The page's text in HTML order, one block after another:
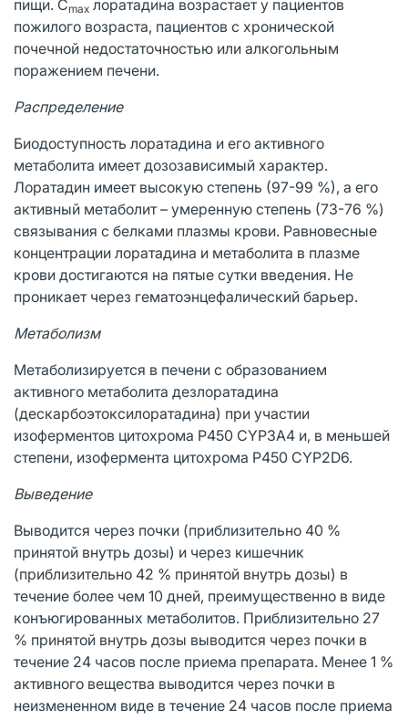
пищи. Cmax лоратадина возрастает у пациентов
пожилого возраста, пациентов с хронической
почечной недостаточностью или алкогольным
поражением печени.
Распределение
Биодоступность лоратадина и его активного
метаболита имеет дозозависимый характер.
Лоратадин имеет высокую степень (97-99 %), а его
активный метаболит – умеренную степень (73-76 %)
связывания с белками плазмы крови. Равновесные
концентрации лоратадина и метаболита в плазме
крови достигаются на пятые сутки введения. Не
проникает через гематоэнцефалический барьер.
Метаболизм
Метаболизируется в печени с образованием
активного метаболита дезлоратадина
(дескарбоэтоксилоратадина) при участии
изоферментов цитохрома Р450 CYP3A4 и, в меньшей
степени, изофермента цитохрома P450 CYP2D6.
Выведение
Выводится через почки (приблизительно 40 %
принятой внутрь дозы) и через кишечник
(приблизительно 42 % принятой внутрь дозы) в
течение более чем 10 дней, преимущественно в виде
конъюгированных метаболитов. Приблизительно 27
% принятой внутрь дозы выводится через почки в
течение 24 часов после приема препарата. Менее 1 %
активного вещества выводится через почки в
неизмененном виде в течение 24 часов после приема